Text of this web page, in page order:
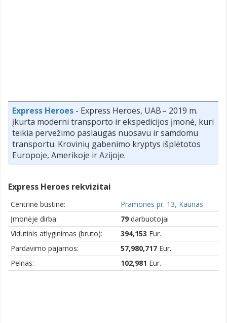
Express Heroes - Express Heroes, UAB – 2019 m.
įkurta moderni transporto ir ekspedicijos įmonė, kuri
teikia pervežimo paslaugas nuosavu ir samdomu
transportu. Krovinių gabenimo kryptys išplėtotos
Europoje, Amerikoje ir Azijoje.
Express Heroes rekvizitai
Centrinė būstinė:
Pramonės pr. 13, Kaunas
Įmonėje dirba:
79 darbuotojai
Vidutinis atlyginimas (bruto):
394,153 Eur.
Pardavimo pajamos:
57,980,717 Eur.
Pelnas:
102,981 Eur.